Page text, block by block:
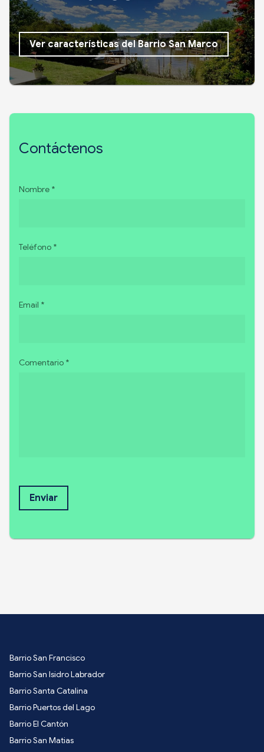
Ver características del Barrio San Marco
Contáctenos
Nombre *
Teléfono *
Email *
Comentario *
Enviar
Barrio San Francisco
Barrio San Isidro Labrador
Barrio Santa Catalina
Barrio Puertos del Lago
Barrio El Cantón
Barrio San Matias